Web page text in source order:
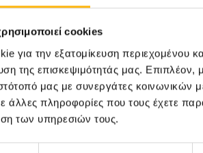
cookies
για την εξατομίκευση περιεχομένου
της επισκεψιμότητάς μας.
μας με συνεργάτες
άλλες πληροφορίες που τους έχετε
των υπηρεσιών τους.
για Βρέφη και
για Γονείς με θέμα:
Περισσότερα